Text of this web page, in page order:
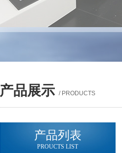
产品展示 / PRODUCTS
产品列表
PROUCTS LIST